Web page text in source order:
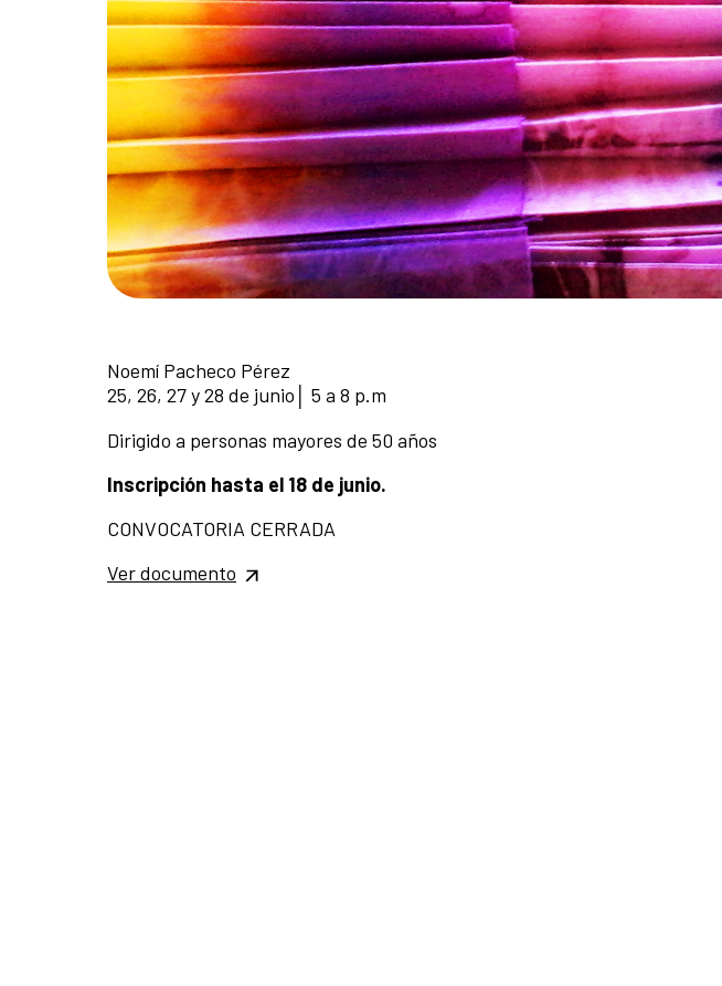
Noemí Pacheco Pérez
25, 26, 27 y 28 de junio│ 5 a 8 p.m
Dirigido a personas mayores de 50 años
Inscripción hasta el 18 de junio.
CONVOCATORIA CERRADA
Ver documento